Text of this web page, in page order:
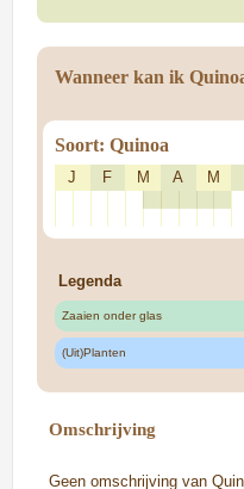
Wanneer kan ik
Soort: Quinoa
J F M A M
Legenda
Zaaien onder glas
(Uit)Planten
Omschrijving
Geen omschrijving van